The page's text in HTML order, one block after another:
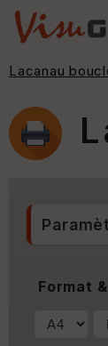
Lacanau
Format